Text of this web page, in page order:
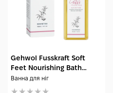
Gehwol Fusskraft Soft
Feet Nourishing Bath
Almond + Vanilla 200 мл
Ванна для ніг